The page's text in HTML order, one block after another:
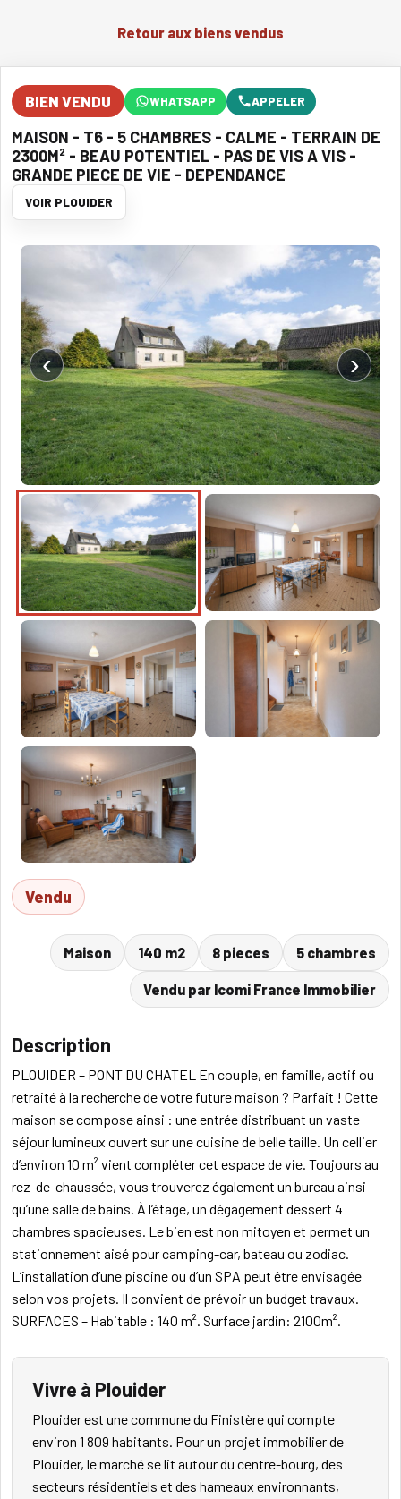
Retour aux biens vendus
BIEN VENDU WHATSAPP APPELER
MAISON - T6 - 5 CHAMBRES - CALME - TERRAIN DE
2300M² - BEAU POTENTIEL - PAS DE VIS A VIS -
GRANDE PIECE DE VIE - DEPENDANCE
VOIR PLOUIDER
‹ ›
Vendu
Maison 140 m2 8 pieces 5 chambres
Vendu par Icomi France Immobilier
Description
PLOUIDER – PONT DU CHATEL En couple, en famille, actif ou
retraité à la recherche de votre future maison ? Parfait ! Cette
maison se compose ainsi : une entrée distribuant un vaste
séjour lumineux ouvert sur une cuisine de belle taille. Un cellier
d’environ 10 m² vient compléter cet espace de vie. Toujours au
rez-de-chaussée, vous trouverez également un bureau ainsi
qu’une salle de bains. À l’étage, un dégagement dessert 4
chambres spacieuses. Le bien est non mitoyen et permet un
stationnement aisé pour camping-car, bateau ou zodiac.
L’installation d’une piscine ou d’un SPA peut être envisagée
selon vos projets. Il convient de prévoir un budget travaux.
SURFACES – Habitable : 140 m². Surface jardin: 2100m².
Vivre à Plouider
Plouider est une commune du Finistère qui compte
environ 1 809 habitants. Pour un projet immobilier de
Plouider, le marché se lit autour du centre-bourg, des
secteurs résidentiels et des hameaux environnants,